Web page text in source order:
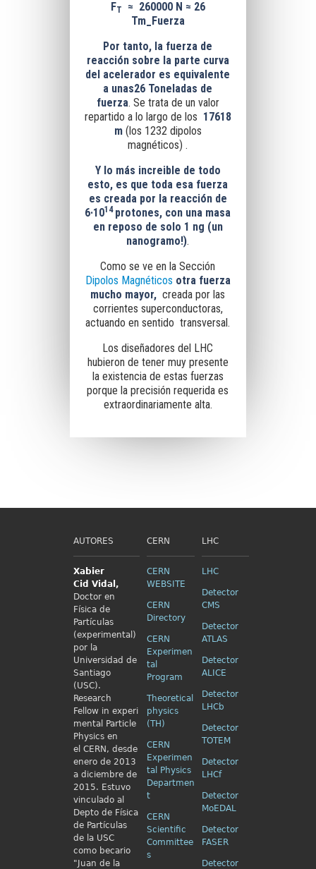
FT ≈ 260000 N ≈ 26
Tm_Fuerza
Por tanto, la fuerza de
reacción sobre la parte curva
del acelerador es equivalente
a unas26 Toneladas de
fuerza. Se trata de un valor
repartido a lo largo de los 17618
m (los 1232 dipolos
magnéticos) .
Y lo más increible de todo
esto, es que toda esa fuerza
es creada por la reacción de
6·1014 protones, con una masa
en reposo de solo 1 ng (un
nanogramo!).
Como se ve en la Sección
Dipolos Magnéticos otra fuerza
mucho mayor, creada por las
corrientes superconductoras,
actuando en sentido transversal.
Los diseñadores del LHC
hubieron de tener muy presente
la existencia de estas fuerzas
porque la precisión requerida es
extraordinariamente alta.
AUTORES
Xabier
Cid Vidal,
Doctor en
Física de
Partículas
(experimental)
por la
Universidad de
Santiago
(USC).
Research
Fellow in experi
mental Particle
Physics en
el CERN, desde
enero de 2013
a diciembre de
2015. Estuvo
vinculado al
Depto de Física
de Partículas
de la USC
como becario
"Juan de la
CERN
CERN
WEBSITE
CERN
Directory
CERN
Experimen
tal
Program
Theoretical
physics
(TH)
CERN
Experimen
tal Physics
Departmen
t
CERN
Scientific
Committee
s
LHC
LHC
Detector
CMS
Detector
ATLAS
Detector
ALICE
Detector
LHCb
Detector
TOTEM
Detector
LHCf
Detector
MoEDAL
Detector
FASER
Detector